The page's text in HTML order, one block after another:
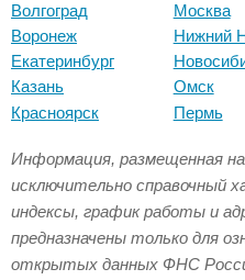
Волгоград
Воронеж
Екатеринбург
Казань
Красноярск
Москва
Нижний
Омск
Пермь
Информация, размещенная
исключительно справочный
индексы, график работы и
предназначены только для
открытых данных ФНС